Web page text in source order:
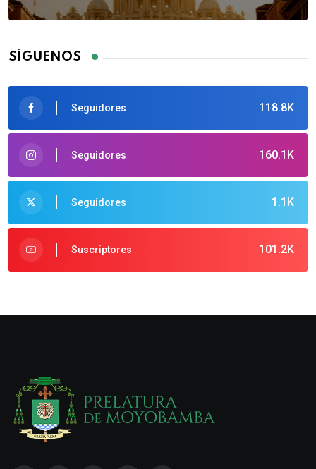
SÍGUENOS
118.8K
Seguidores
160.1K
Seguidores
1.1K
Seguidores
101.2K
Suscriptores